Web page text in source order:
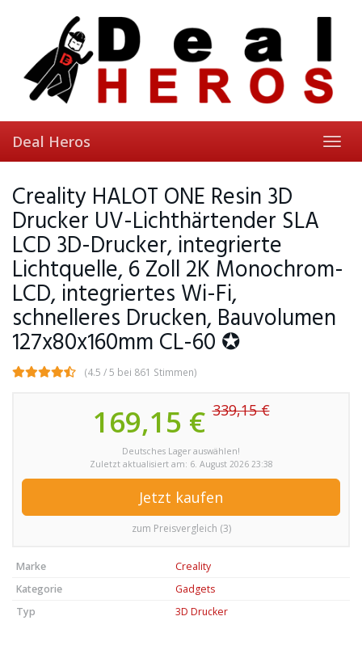
Deal Heros
Creality HALOT ONE Resin 3D
Drucker UV-Lichthärtender SLA
LCD 3D-Drucker, integrierte
Lichtquelle, 6 Zoll 2K Monochrom-
LCD, integriertes Wi-Fi,
schnelleres Drucken, Bauvolumen
127x80x160mm CL-60 ✪
(4.5 / 5 bei 861 Stimmen)
169,15 €339,15 €
Deutsches Lager auswählen!
Zuletzt aktualisiert am: 6. August 2026 23:38
Jetzt kaufen
zum Preisvergleich (3)
Marke
Creality
Kategorie
Gadgets
Typ
3D Drucker